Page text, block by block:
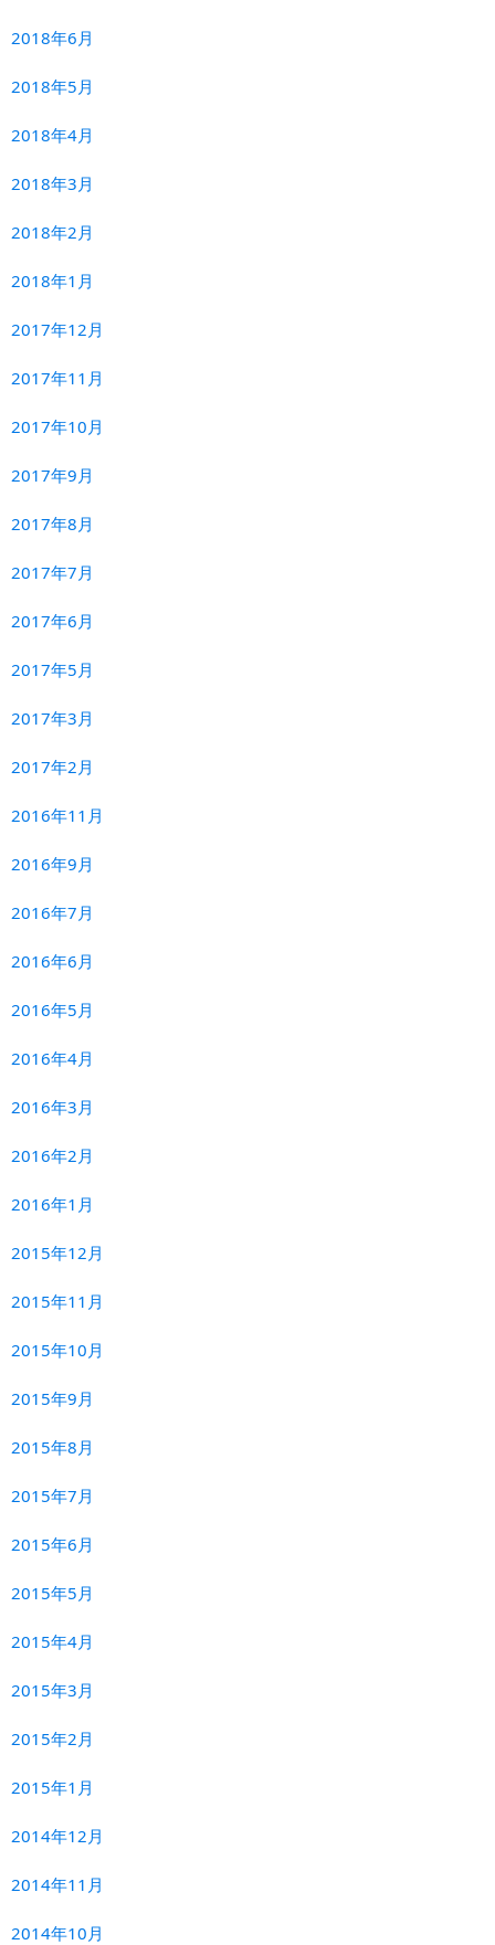
2018年6月
2018年5月
2018年4月
2018年3月
2018年2月
2018年1月
2017年12月
2017年11月
2017年10月
2017年9月
2017年8月
2017年7月
2017年6月
2017年5月
2017年3月
2017年2月
2016年11月
2016年9月
2016年7月
2016年6月
2016年5月
2016年4月
2016年3月
2016年2月
2016年1月
2015年12月
2015年11月
2015年10月
2015年9月
2015年8月
2015年7月
2015年6月
2015年5月
2015年4月
2015年3月
2015年2月
2015年1月
2014年12月
2014年11月
2014年10月